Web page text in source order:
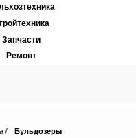
Ремонт
Бульдозеры